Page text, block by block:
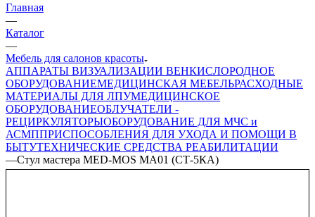
Главная
—
Каталог
—
Мебель для салонов красоты
АППАРАТЫ ВИЗУАЛИЗАЦИИ ВЕНКИСЛОРОДНОЕ
ОБОРУДОВАНИЕМЕДИЦИНСКАЯ МЕБЕЛЬРАСХОДНЫЕ
МАТЕРИАЛЫ ДЛЯ ЛПУМЕДИЦИНСКОЕ
ОБОРУДОВАНИЕОБЛУЧАТЕЛИ -
РЕЦИРКУЛЯТОРЫОБОРУДОВАНИЕ ДЛЯ МЧС и
АСМППРИСПОСОБЛЕНИЯ ДЛЯ УХОДА И ПОМОЩИ В
БЫТУТЕХНИЧЕСКИЕ СРЕДСТВА РЕАБИЛИТАЦИИ
—Стул мастера MED-MOS МА01 (СТ-5КА)